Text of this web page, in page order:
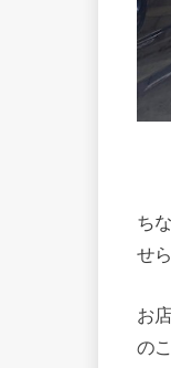
ち
せ
お
の